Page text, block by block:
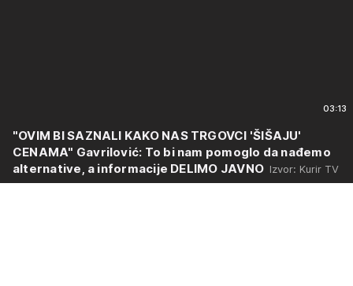
03:13
"OVIM BI SAZNALI KAKO NAS TRGOVCI 'ŠIŠAJU'
CENAMA" Gavrilović: To bi nam pomoglo da nađemo
alternative, a informacije DELIMO JAVNOIzvor: Kurir TV